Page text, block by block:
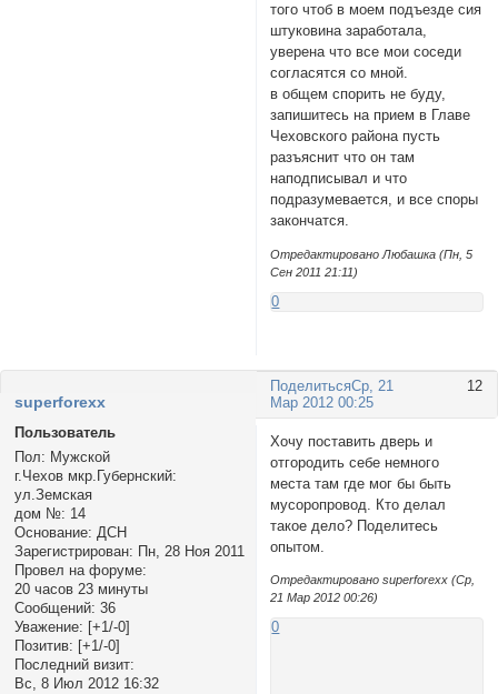
того чтоб в моем подъезде сия
штуковина заработала,
уверена что все мои соседи
согласятся со мной.
в общем спорить не буду,
запишитесь на прием в Главе
Чеховского района пусть
разъяснит что он там
наподписывал и что
подразумевается, и все споры
закончатся.
Отредактировано Любашка (Пн, 5
Сен 2011 21:11)
0
Поделиться 12
Ср, 21
Мар 2012 00:25
superforexx
Пользователь
Пол: Мужской
г.Чехов мкр.Губернский:
ул.Земская
дом №: 14
Основание: ДСН
Зарегистрирован: Пн, 28 Ноя 2011
Провел на форуме:
20 часов 23 минуты
Сообщений: 36
Уважение: [+1/-0]
Позитив: [+1/-0]
Последний визит:
Вс, 8 Июл 2012 16:32
Хочу поставить дверь и
отгородить себе немного
места там где мог бы быть
мусоропровод. Кто делал
такое дело? Поделитесь
опытом.
Отредактировано superforexx (Ср,
21 Мар 2012 00:26)
0